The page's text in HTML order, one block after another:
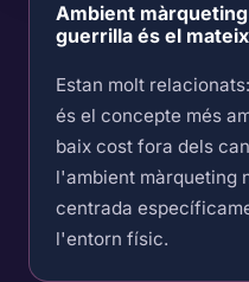
Ambient
guerrilla és el
Estan molt
és el concepte més
baix cost fora dels
l'ambient màrqueting
centrada
l'entorn físic.